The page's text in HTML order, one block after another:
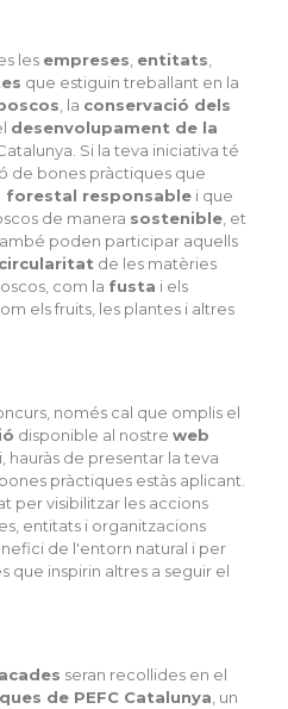
les empreses, entitats,
que estiguin treballant en la
, la conservació dels
desenvolupament de la
Si la teva iniciativa té
de bones pràctiques que
forestal responsable i que
de manera sostenible, et
poden participar aquells
circularitat de les matèries
com la fusta i els
els fruits, les plantes i altres
només cal que omplis el
disponible al nostre web
hauràs de presentar la teva
pràctiques estàs aplicant.
per visibilitzar les accions
entitats i organitzacions
de l'entorn natural i per
que inspirin altres a seguir el
seran recollides en el
de PEFC Catalunya, un